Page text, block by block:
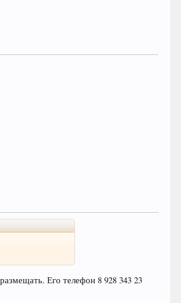
Его телефон 8 928 343 23